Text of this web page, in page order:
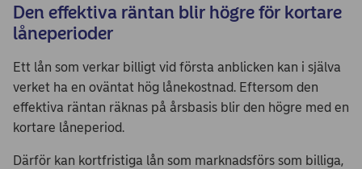
Den effektiva räntan blir högre för kortare
låneperioder
Ett lån som verkar billigt vid första anblicken kan i själva
verket ha en oväntat hög lånekostnad. Eftersom den
effektiva räntan räknas på årsbasis blir den högre med en
kortare låneperiod.
Därför kan kortfristiga lån som marknadsförs som billiga,